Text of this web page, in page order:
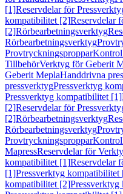
[1]Reservdelar för
kompatibilitet [2]Reservdelar
[2]Rörbearbetningsverktyg
Rörbearbetningsverktyg
Provtryckningsproppar
TillbehörVerktyg för Geberit
Geberit MeplaHanddrivna
pressverktygPressverktyg
Pressverktyg kompatibilitet [1]
[2]Reservdelar för
[2]Rörbearbetningsverktyg
Rörbearbetningsverktyg
Provtryckningsproppar
MapressReservdelar för
kompatibilitet [1]Reservdelar
[1]Pressverktyg kompatibilitet
kompatibilitet [2]